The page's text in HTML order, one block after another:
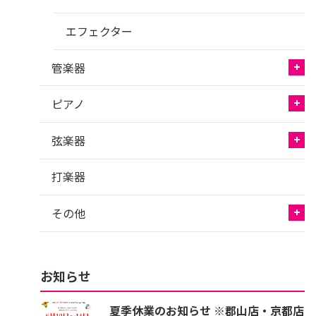
エフェクター
管楽器
ピアノ
弦楽器
打楽器
その他
お知らせ
夏季休業のお知らせ ※郡山店・京都店